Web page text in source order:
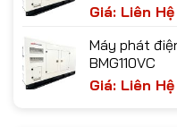
Giá: Liên Hệ
Máy phát
BMG110VC
Giá: Liên Hệ